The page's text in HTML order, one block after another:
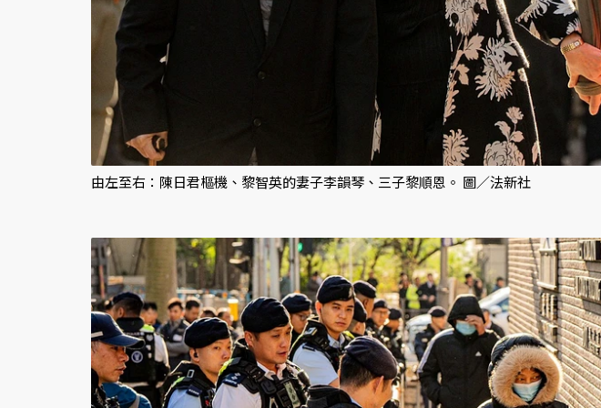
由左至右：陳日君樞機、黎智英的妻子李韻琴、三子黎順恩。 圖／法新社